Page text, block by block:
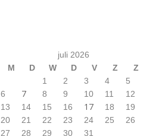
juli 2026
M
D W D V Z
Z
1
2 3 4
5
6
7 8 9 10 11
12
13
14 15 16 17 18
19
20
21 22 23 24 25
26
27
28 29 30 31